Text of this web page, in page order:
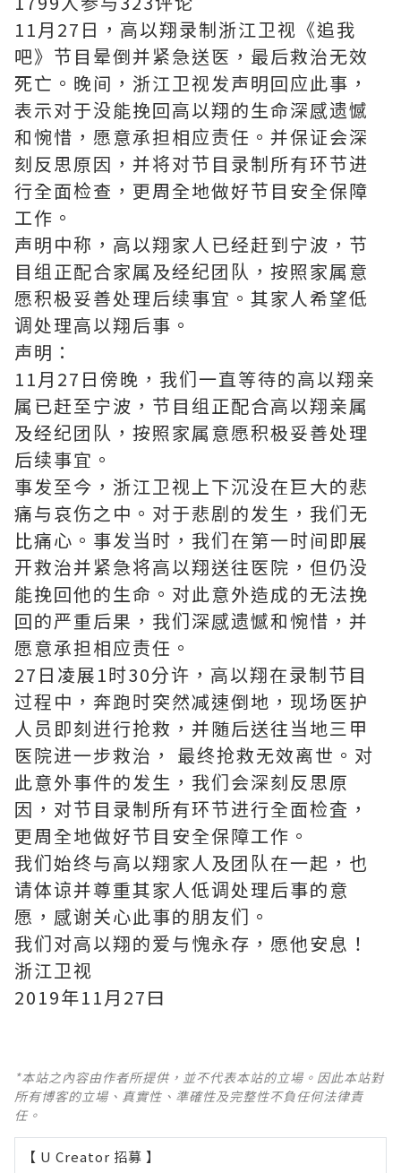
11月27日，高以翔录制浙江卫视《追我
吧》节目晕倒并紧急送医，最后救治无效
死亡。晚间，浙江卫视发声明回应此事，
表示对于没能挽回高以翔的生命深感遗憾
和惋惜，愿意承担相应责任。并保证会深
刻反思原因，并将对节目录制所有环节进
行全面检查，更周全地做好节目安全保障
工作。
声明中称，高以翔家人已经赶到宁波，节
目组正配合家属及经纪团队，按照家属意
愿积极妥善处理后续事宜。其家人希望低
调处理高以翔后事。
声明：
11月27日傍晚，我们一直等待的高以翔亲
属已赶至宁波，节目组正配合高以翔亲属
及经纪团队，按照家属意愿积极妥善处理
后续事宜。
事发至今，浙江卫视上下沉没在巨大的悲
痛与哀伤之中。对于悲剧的发生，我们无
比痛心。事发当时，我们在第一时间即展
开救治并紧急将高以翔送往医院，但仍没
能挽回他的生命。对此意外造成的无法挽
回的严重后果，我们深感遗憾和惋惜，并
愿意承担相应责任。
27日凌展1时30分许，高以翔在录制节目
过程中，奔跑时突然减速倒地，现场医护
人员即刻逬行抢救，并随后送往当地三甲
医院进一步救治， 最终抢救无效离世。对
此意外事件的发生，我们会深刻反思原
因，对节目录制所有环节进行全面检査，
更周全地做好节目安全保障工作。
我们始终与高以翔家人及团队在一起，也
请体谅并尊重其家人低调处理后事的意
愿，感谢关心此事的朋友们。
我们对高以翔的爱与愧永存，愿他安息！
浙江卫视
2019年11月27曰
*本站之內容由作者所提供，並不代表本站的立場。因此本站對
所有博客的立場、真實性、準確性及完整性不負任何法律責
任。
【 U Creator 招募 】